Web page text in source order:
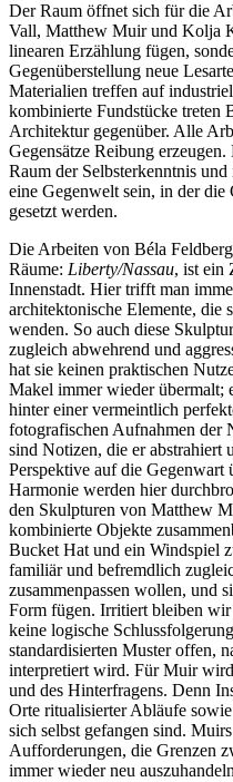
Der Raum öffnet sich für die
Vall, Matthew Muir und Kolja
linearen Erzählung fügen,
Gegenüberstellung neue
Materialien treffen auf
kombinierte Fundstücke treten
Architektur gegenüber. Alle
Gegensätze Reibung
Raum der Selbsterkenntnis
eine Gegenwelt sein, in der die
gesetzt werden.
Die Arbeiten von Béla
Räume: Liberty/Nassau, ist ein
Innenstadt. Hier trifft man
architektonische Elemente, die
wenden. So auch diese
zugleich abwehrend und
hat sie keinen praktischen
Makel immer wieder übermalt;
hinter einer vermeintlich
fotografischen Aufnahmen der
sind Notizen, die er abstrahiert
Perspektive auf die
Harmonie werden hier
den Skulpturen von Matthew
kombinierte Objekte
Bucket Hat und ein Windspiel
familiär und befremdlich
zusammenpassen wollen, und
Form fügen. Irritiert bleiben wir
keine logische
standardisierten Muster offen,
interpretiert wird. Für Muir
und des Hinterfragens. Denn
Orte ritualisierter Abläufe
sich selbst gefangen sind.
Aufforderungen, die Grenzen
immer wieder neu